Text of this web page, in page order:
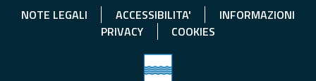
NOTE LEGALI ACCESSIBILITA'
INFORMAZIONI
PRIVACY
COOKIES